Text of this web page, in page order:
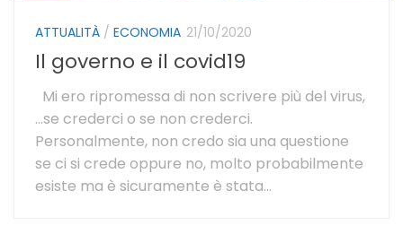
ATTUALITÀ / ECONOMIA 21/10/2020
Il governo e il covid19
Mi ero ripromessa di non scrivere più del virus,
…se crederci o se non crederci.
Personalmente, non credo sia una questione
se ci si crede oppure no, molto probabilmente
esiste ma è sicuramente è stata...